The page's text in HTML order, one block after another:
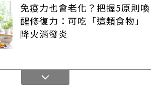
免疫力也會老化？把握5原則喚
醒修復力：可吃「這類食物」
降火消發炎